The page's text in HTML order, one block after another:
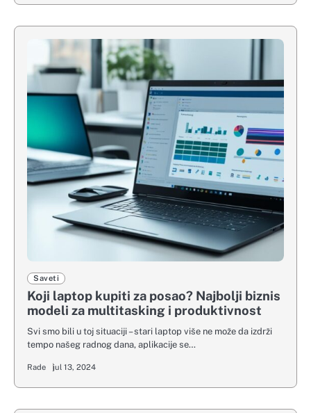
Saveti
Koji laptop kupiti za posao? Najbolji biznis
modeli za multitasking i produktivnost
Svi smo bili u toj situaciji – stari laptop više ne može da izdrži
tempo našeg radnog dana, aplikacije se…
Rade jul 13, 2024